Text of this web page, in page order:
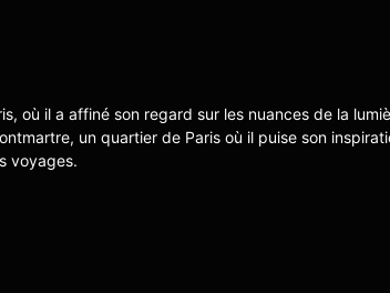
où il a affiné son regard sur les nuances de la
un quartier de Paris où il puise son
voyages.